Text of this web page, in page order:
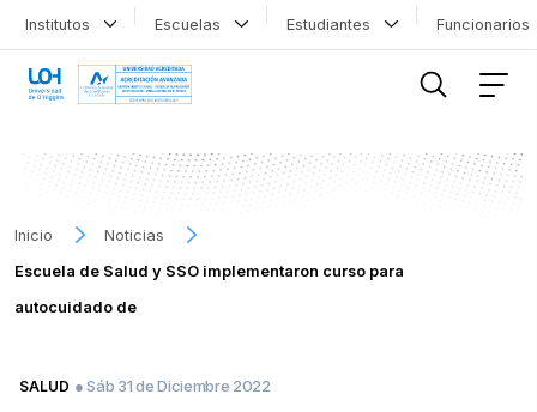
Institutos Escuelas Estudiantes
Inicio
Noticias
Escuela de Salud y SSO implementaron curso para
autocuidado de
SALUD ● Sáb 31 de Diciembre 2022